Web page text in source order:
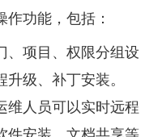
功能，包括：
、项目、权限分组设
级、补丁安装。
维人员可以实时远程